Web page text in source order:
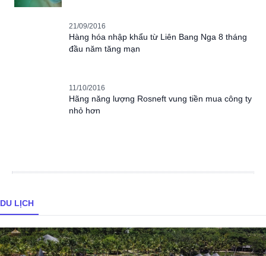
21/09/2016
Hàng hóa nhập khẩu từ Liên Bang Nga 8 tháng
đầu năm tăng mạn
11/10/2016
Hãng năng lượng Rosneft vung tiền mua công ty
nhỏ hơn
DU LỊCH